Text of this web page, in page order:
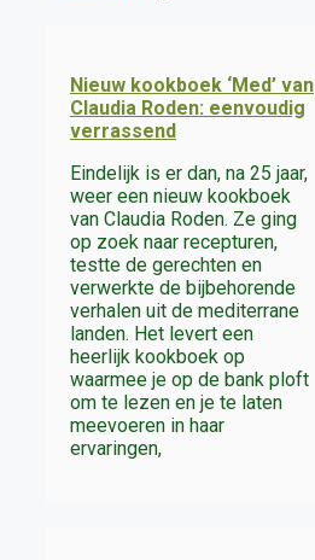
Nieuw kookboek ‘Med’ van
Claudia Roden: eenvoudig
verrassend
Eindelijk is er dan, na 25 jaar,
weer een nieuw kookboek
van Claudia Roden. Ze ging
op zoek naar recepturen,
testte de gerechten en
verwerkte de bijbehorende
verhalen uit de mediterrane
landen. Het levert een
heerlijk kookboek op
waarmee je op de bank ploft
om te lezen en je te laten
meevoeren in haar
ervaringen,